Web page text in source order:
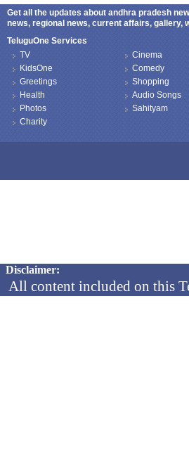
Get all the updates about andhra pradesh
news, regional news, current affairs, gallery,
TeluguOne Services
TV
KidsOne
Greetings
Health
Photos
Charity
Cinema
Comedy
Shopping
Audio Songs
Sahityam
Disclaimer:
All content included on this